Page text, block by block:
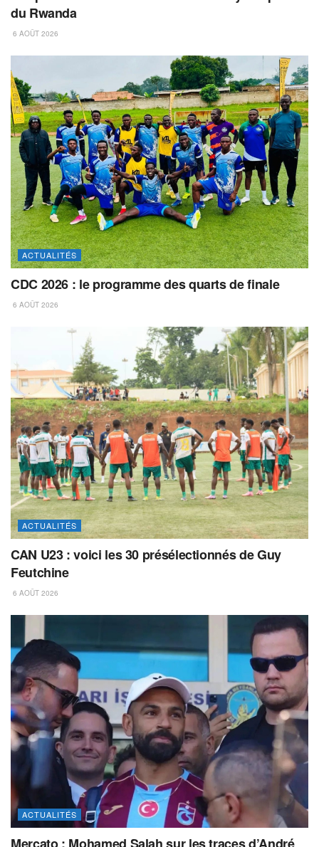
du Rwanda
6 AOÛT 2026
ACTUALITÉS
CDC 2026 : le programme des quarts de finale
6 AOÛT 2026
ACTUALITÉS
CAN U23 : voici les 30 présélectionnés de Guy
Feutchine
6 AOÛT 2026
ACTUALITÉS